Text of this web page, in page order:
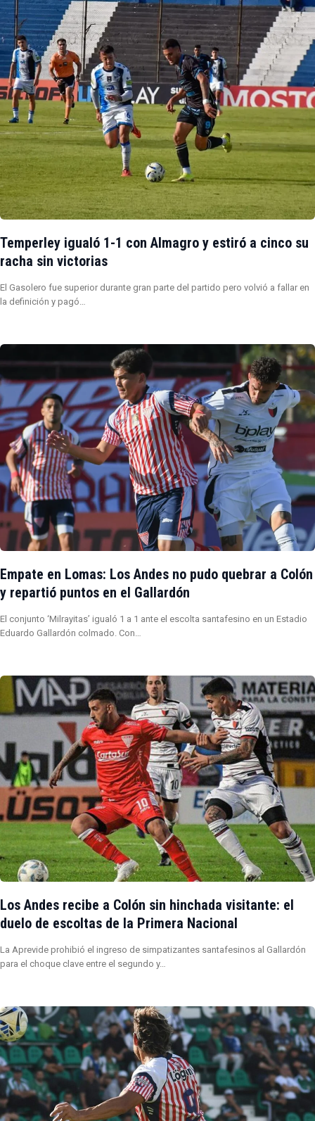
Temperley igualó 1-1 con Almagro y estiró a cinco su
racha sin victorias
El Gasolero fue superior durante gran parte del partido pero volvió a fallar en
la definición y pagó…
Empate en Lomas: Los Andes no pudo quebrar a Colón
y repartió puntos en el Gallardón
El conjunto ‘Milrayitas’ igualó 1 a 1 ante el escolta santafesino en un Estadio
Eduardo Gallardón colmado. Con…
Los Andes recibe a Colón sin hinchada visitante: el
duelo de escoltas de la Primera Nacional
La Aprevide prohibió el ingreso de simpatizantes santafesinos al Gallardón
para el choque clave entre el segundo y…